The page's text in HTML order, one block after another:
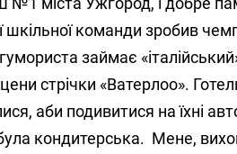
шкільної команди зробив
займає
стрічки «Ватерлоо».
аби подивитися на їхні
кондитерська. Мене,